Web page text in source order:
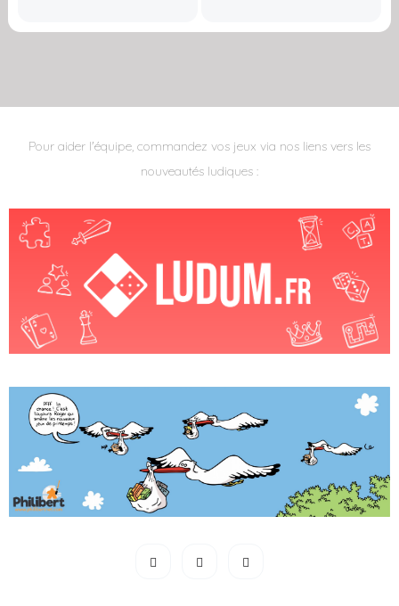
Pour aider l'équipe, commandez vos jeux via nos liens vers les
nouveautés ludiques :